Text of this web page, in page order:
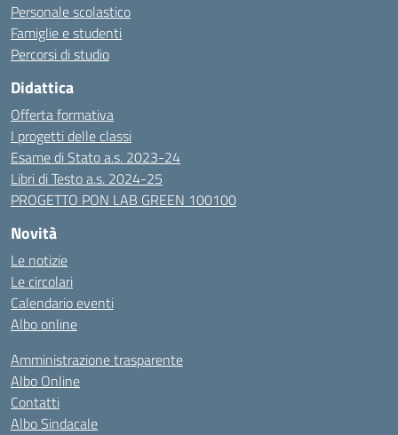
Personale scolastico
Famiglie e studenti
Percorsi di studio
Didattica
Offerta formativa
I progetti delle classi
Esame di Stato a.s. 2023-24
Libri di Testo a.s. 2024-25
PROGETTO PON LAB GREEN 100100
Novità
Le notizie
Le circolari
Calendario eventi
Albo online
Amministrazione trasparente
Albo Online
Contatti
Albo Sindacale